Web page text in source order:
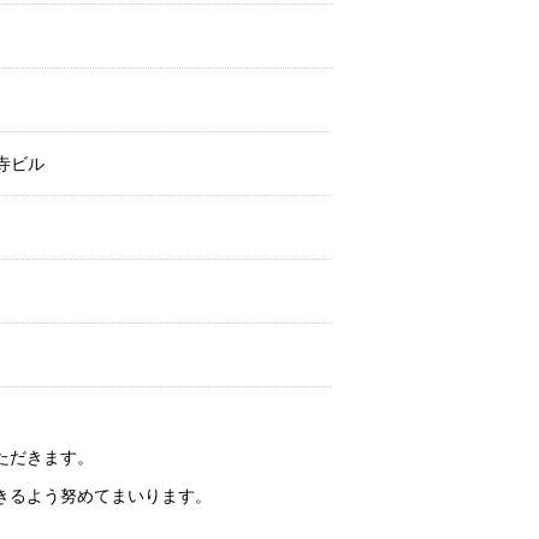
ビル
きます。
よう努めてまいります。